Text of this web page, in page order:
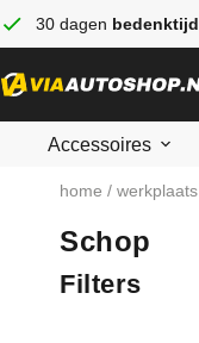
30 dagen bedenktijd
Accessoires
home / werkplaats
Schop
Filters